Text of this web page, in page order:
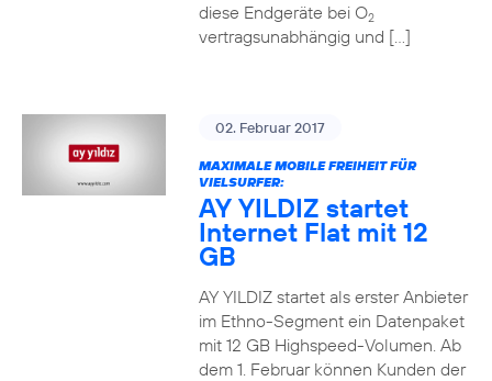
diese Endgeräte bei O2
vertragsunabhängig und […]
02. Februar 2017
MAXIMALE MOBILE FREIHEIT FÜR
VIELSURFER:
AY YILDIZ startet
Internet Flat mit 12
GB
AY YILDIZ startet als erster Anbieter
im Ethno-Segment ein Datenpaket
mit 12 GB Highspeed-Volumen. Ab
dem 1. Februar können Kunden der